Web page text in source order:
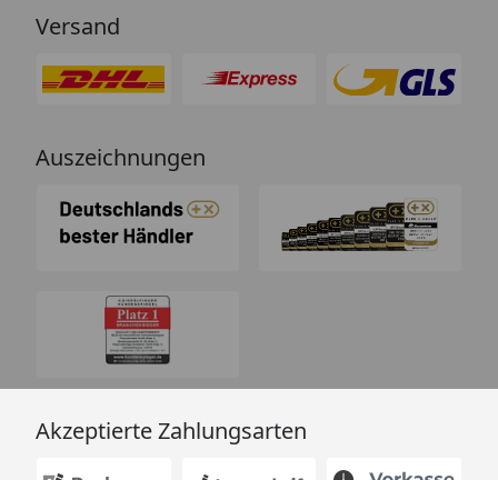
Versand
Auszeichnungen
Akzeptierte Zahlungsarten